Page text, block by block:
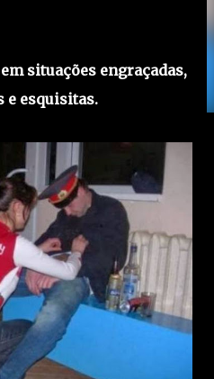
situações engraçadas,
e esquisitas.